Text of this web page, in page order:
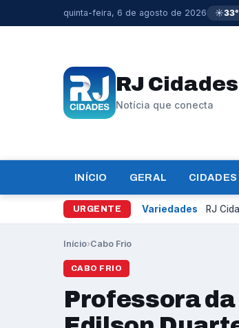
quinta-feira, 6 de agosto de 2026 ☀️33°
RJ Cidades
Notícia que conecta
INÍCIO GERAL CIDADES
URGENTE Variedades RJ
Início›Cabo Frio
CABO FRIO
Professora